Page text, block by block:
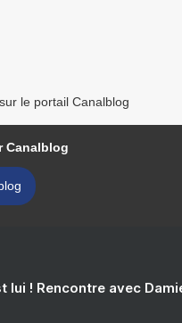
le portail Canalblog
Canalblog
lui ! Rencontre avec